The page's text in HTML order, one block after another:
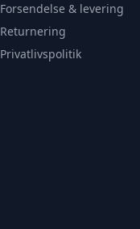
Forsendelse & levering
Returnering
Privatlivspolitik